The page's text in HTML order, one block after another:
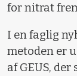
for nitrat
I en faglig
metoden er
af GEUS,